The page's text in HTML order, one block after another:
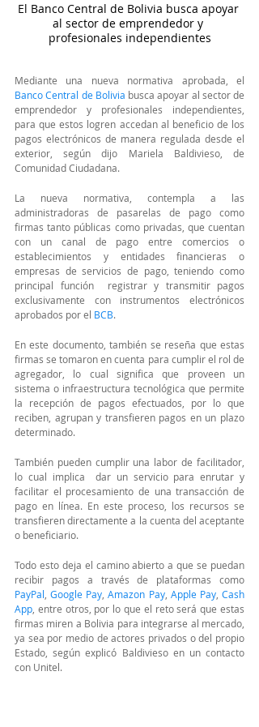
El Banco Central de Bolivia busca apoyar
al sector de emprendedor y
profesionales independientes
Banco Central de Bolivia busca apoyar al sector de
emprendedor y profesionales independientes,
para que estos logren accedan al beneficio de los
pagos electrónicos de manera regulada desde el
exterior, según dijo Mariela Baldivieso, de
Comunidad Ciudadana.
La nueva normativa, contempla a las
administradoras de pasarelas de pago como
firmas tanto públicas como privadas, que cuentan
con un canal de pago entre comercios o
establecimientos y entidades financieras o
empresas de servicios de pago, teniendo como
principal función  registrar y transmitir pagos
exclusivamente con instrumentos electrónicos
aprobados por el BCB.
En este documento, también se reseña que estas
firmas se tomaron en cuenta para cumplir el rol de
agregador, lo cual significa que proveen un
sistema o infraestructura tecnológica que permite
la recepción de pagos efectuados, por lo que
reciben, agrupan y transfieren pagos en un plazo
determinado.
También pueden cumplir una labor de facilitador,
lo cual implica  dar un servicio para enrutar y
facilitar el procesamiento de una transacción de
pago en línea. En este proceso, los recursos se
transfieren directamente a la cuenta del aceptante
o beneficiario.
Todo esto deja el camino abierto a que se puedan
PayPal , Google Pay , Amazon Pay, Apple Pay, Cash
App , entre otros, por lo que el reto será que estas
firmas miren a Bolivia para integrarse al mercado,
ya sea por medio de actores privados o del propio
Estado, según explicó Baldivieso en un contacto
con Unitel.